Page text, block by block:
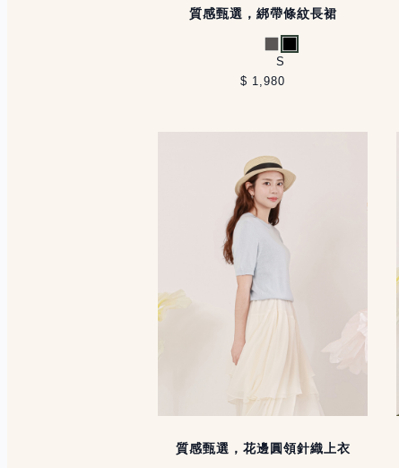
質感甄選，綁帶條紋長裙
灰 黑
S
$ 1,980
質感甄選，花邊圓領針織上衣